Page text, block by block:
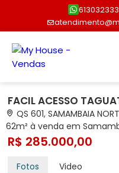
FACIL ACESSO
QS 601, SAMAMBAIA
62m² à venda em
R$ 285.000,00
Fotos Video